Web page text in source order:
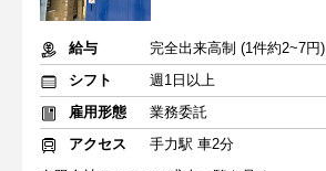
給与
完全出来高制 (1件約2~7円)
シフト
週1日以上
雇用形態
業務委託
アクセス
手力駅 車2分